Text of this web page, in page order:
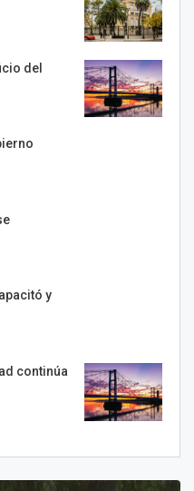
del
y
continúa